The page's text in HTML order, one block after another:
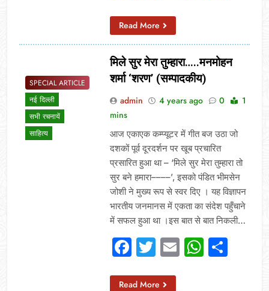
Read More
SPECIAL ARTICLE
नई दिल्ली
सभी रचनायें
साहित्य
मिले सुर मेरा तुम्हारा…..मनमोहन
शर्मा ‘शरण’ (सम्पादकीय)
admin 4 years ago 0
1
mins
आज एकाएक कम्प्यूटर में गीत बज उठा जो
दशकों पूर्व दूरदर्शन पर खूब प्रचारित
प्रसारित हुआ था – ‘मिले सुर मेरा तुम्हारा तो
सुर बने हमारा––––’, इसको पंडित भीमसेन
जोशी ने मुख्य रूप से स्वर दिए । यह विज्ञापन
भारतीय जनमानस में एकता का संदेश पहुँचाने
में सफल हुआ था ।इस बात से बात निकली…
Facebook
Twitter
Email
Read More